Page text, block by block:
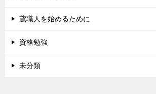
鳶職人を始めるために
資格勉強
未分類